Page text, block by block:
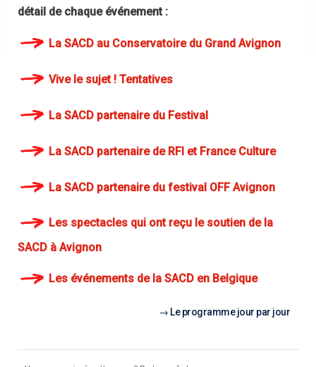
détail de chaque événement :
La SACD au Conservatoire du Grand Avignon
Vive le sujet ! Tentatives
La SACD partenaire du Festival
La SACD partenaire de RFI et France Culture
La SACD partenaire du festival OFF Avignon
Les spectacles qui ont reçu le soutien de la
SACD à Avignon
Les événements de la SACD en Belgique
Le programme jour par jour